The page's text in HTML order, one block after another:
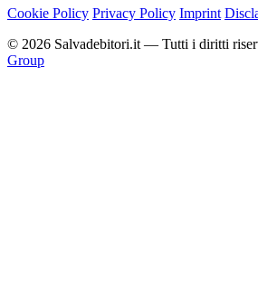
Cookie Policy Privacy Policy Imprint
© 2026 Salvadebitori.it — Tutti i diritti
Group